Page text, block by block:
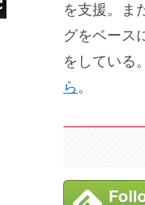
を支援。ま
グをベース
をしている。
ら 。